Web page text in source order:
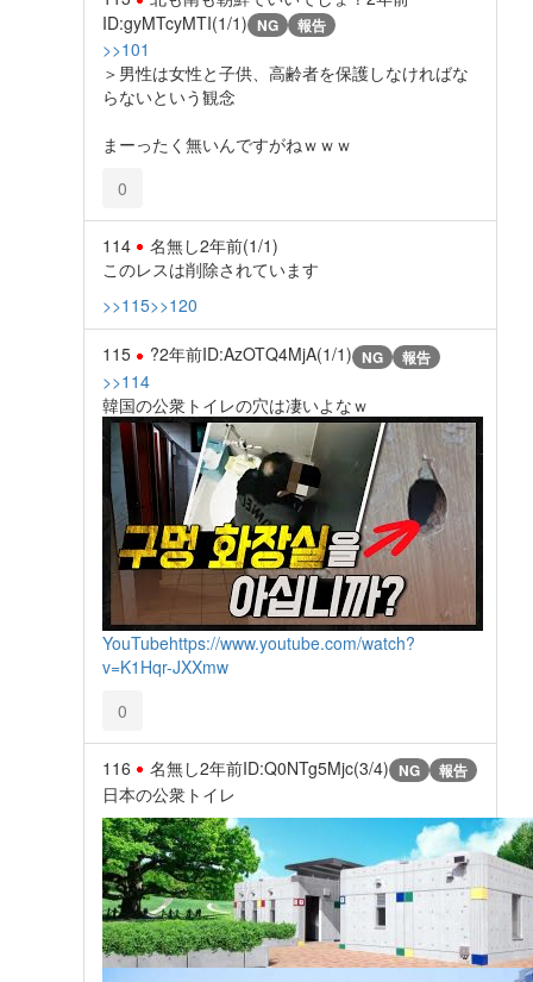
ID:gyMTcyMTI(1/1) NG 報告
>>101
＞男性は女性と子供、高齢者を保護しなければな
らないという観念
まーったく無いんですがねｗｗｗ
0
114 名無し2年前(1/1)
このレスは削除されています
>>115>>120
115 ?2年前ID:AzOTQ4MjA(1/1) NG 報告
>>114
韓国の公衆トイレの穴は凄いよなｗ
YouTubehttps://www.youtube.com/watch?
v=K1Hqr-JXXmw
0
116 名無し2年前ID:Q0NTg5Mjc(3/4) NG 報告
日本の公衆トイレ